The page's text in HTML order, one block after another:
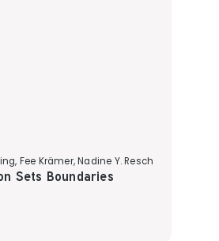
Fee Krämer, Nadine Y. Resch
Sets Boundaries